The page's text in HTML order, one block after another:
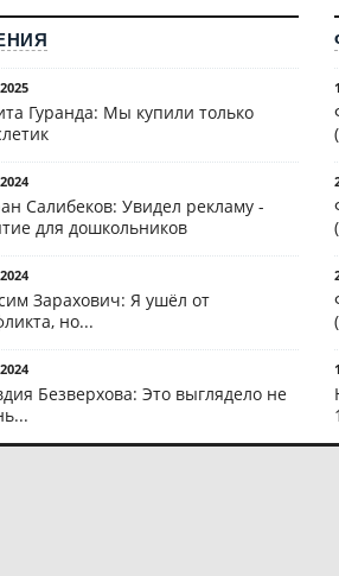
Гуранда: Мы купили только
Салибеков: Увидел рекламу -
для дошкольников
Зарахович: Я ушёл от
но...
Безверхова: Это выглядело не